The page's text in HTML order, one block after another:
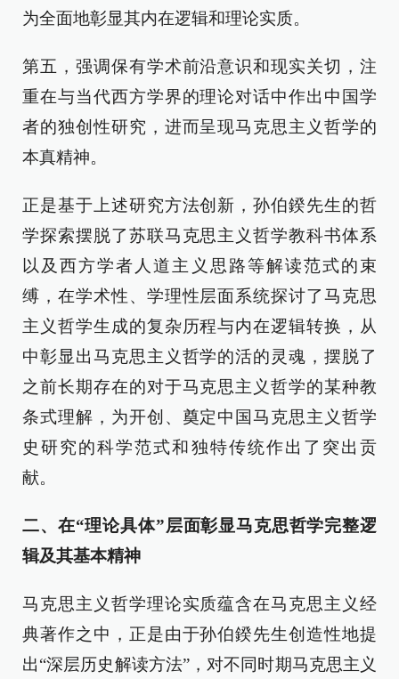
为全面地彰显其内在逻辑和理论实质。
第五，强调保有学术前沿意识和现实关切，注
重在与当代西方学界的理论对话中作出中国学
者的独创性研究，进而呈现马克思主义哲学的
本真精神。
正是基于上述研究方法创新，孙伯鍨先生的哲
学探索摆脱了苏联马克思主义哲学教科书体系
以及西方学者人道主义思路等解读范式的束
缚，在学术性、学理性层面系统探讨了马克思
主义哲学生成的复杂历程与内在逻辑转换，从
中彰显出马克思主义哲学的活的灵魂，摆脱了
之前长期存在的对于马克思主义哲学的某种教
条式理解，为开创、奠定中国马克思主义哲学
史研究的科学范式和独特传统作出了突出贡
献。
二、在“理论具体”层面彰显马克思哲学完整逻
辑及其基本精神
马克思主义哲学理论实质蕴含在马克思主义经
典著作之中，正是由于孙伯鍨先生创造性地提
出“深层历史解读方法”，对不同时期马克思主义